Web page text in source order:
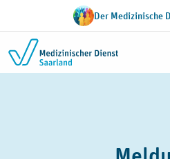
Zum Inhalt springenDer Medizinische